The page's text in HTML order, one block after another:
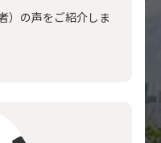
）の声をご紹介しま